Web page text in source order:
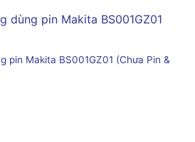
pin Makita BS001GZ01 (Chưa Pin &